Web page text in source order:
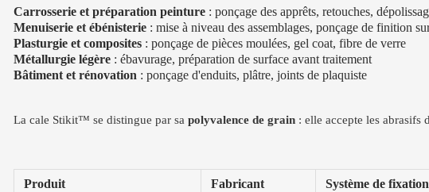
Carrosserie et préparation peinture : ponçage des apprêts, retouches,
Menuiserie et ébénisterie : mise à niveau des assemblages, ponçage de finition
Plasturgie et composites : ponçage de pièces moulées, gel coat, fibre de verre
Métallurgie légère : ébavurage, préparation de surface avant traitement
Bâtiment et rénovation : ponçage d'enduits, plâtre, joints de plaquiste
La cale Stikit™ se distingue par sa polyvalence de grain : elle accepte les
Produit Fabricant Système de fixation